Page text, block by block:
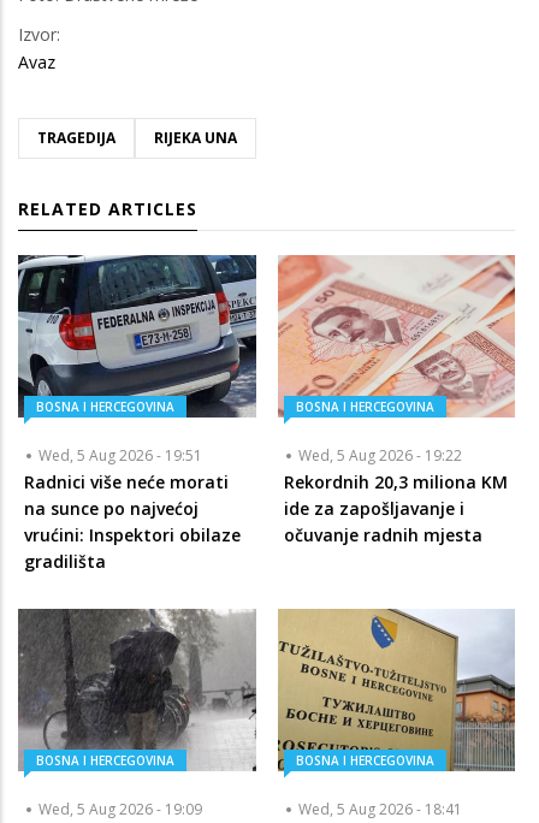
Izvor:
Avaz
TRAGEDIJA RIJEKA UNA
RELATED ARTICLES
BOSNA I HERCEGOVINA
Wed, 5 Aug 2026 - 19:51
Radnici više neće morati
na sunce po najvećoj
vrućini: Inspektori obilaze
gradilišta
BOSNA I HERCEGOVINA
Wed, 5 Aug 2026 - 19:22
Rekordnih 20,3 miliona KM
ide za zapošljavanje i
očuvanje radnih mjesta
BOSNA I HERCEGOVINA
Wed, 5 Aug 2026 - 19:09
BOSNA I HERCEGOVINA
Wed, 5 Aug 2026 - 18:41